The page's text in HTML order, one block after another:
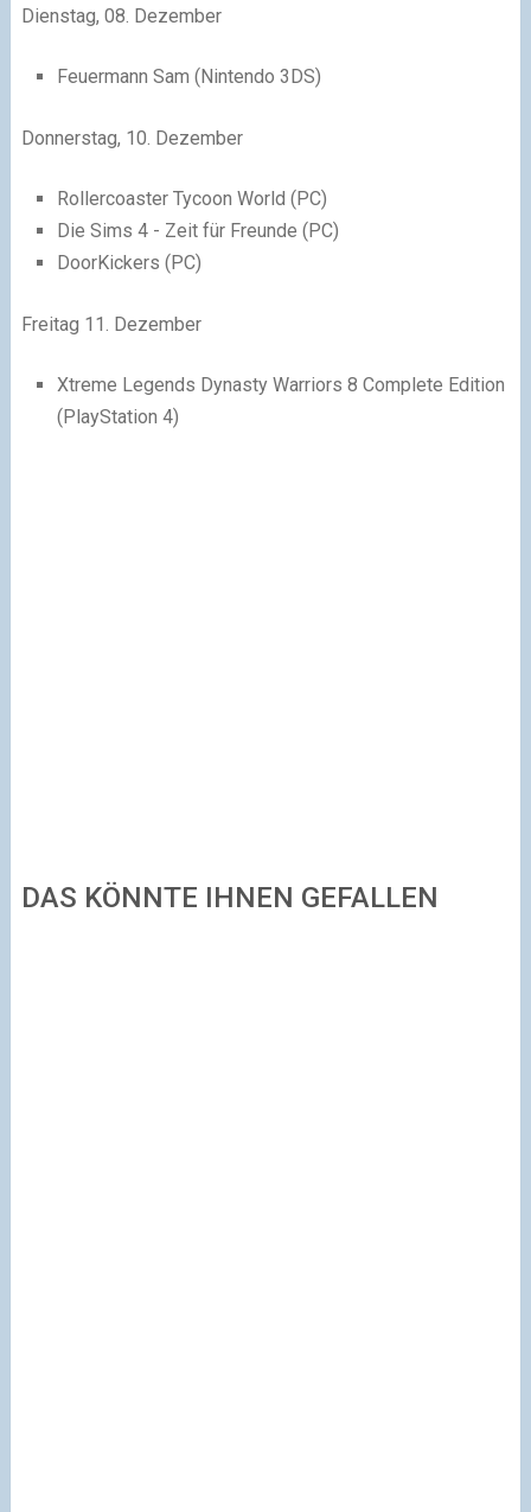
Dienstag, 08. Dezember
Feuermann Sam (Nintendo 3DS)
Donnerstag, 10. Dezember
Rollercoaster Tycoon World (PC)
Die Sims 4 - Zeit für Freunde (PC)
DoorKickers (PC)
Freitag 11. Dezember
Xtreme Legends Dynasty Warriors 8 Complete Edition
(PlayStation 4)
DAS KÖNNTE IHNEN GEFALLEN